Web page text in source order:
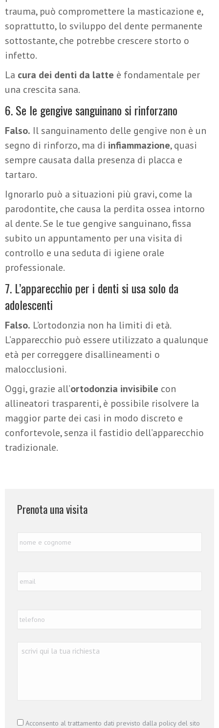
trauma, può compromettere la masticazione e,
soprattutto, lo sviluppo del dente permanente
sottostante, che potrebbe crescere storto o
infetto.
La cura dei denti da latte è fondamentale per
una crescita sana.
6. Se le gengive sanguinano si rinforzano
Falso. Il sanguinamento delle gengive non è un
segno di rinforzo, ma di infiammazione, quasi
sempre causata dalla presenza di placca e
tartaro.
Ignorarlo può a situazioni più gravi, come la
parodontite, che causa la perdita ossea intorno
al dente. Se le tue gengive sanguinano, fissa
subito un appuntamento per una visita di
controllo e una seduta di igiene orale
professionale.
7. L’apparecchio per i denti si usa solo da
adolescenti
Falso. L’ortodonzia non ha limiti di età.
L’apparecchio può essere utilizzato a qualunque
età per correggere disallineamenti o
malocclusioni.
Oggi, grazie all’ortodonzia invisibile con
allineatori trasparenti, è possibile risolvere la
maggior parte dei casi in modo discreto e
confortevole, senza il fastidio dell’apparecchio
tradizionale.
Prenota una visita
e
Richiesta
Consenso
Acconsento al trattamento dati previsto dalla policy del sito